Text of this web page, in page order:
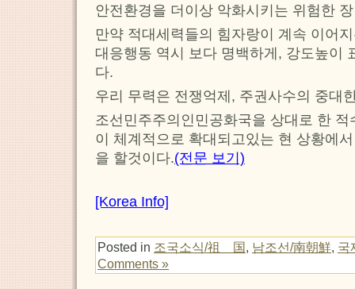
안전환경을 더이상 악화시키는 위험한
만약 적대세력들의 힘자랑이 계속 이어
대응행동 역시 보다 명백하게, 강도높이
다.
우리 무력은 전쟁억제, 주권사수의 중대
조선민주주의인민공화국을 상대로 한
이 체계적으로 확대되고있는 현 상황에
을 할것이다.(전문 보기)
[Korea Info]
Posted in 조국소식/祖 国, 남조선/南朝鮮, 국
Comments »